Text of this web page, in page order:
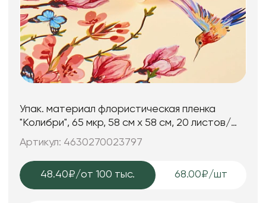
Упак. материал флористическая пленка
"Колибри", 65 мкр, 58 см х 58 cм, 20 листов/
упак., шампань
Артикул: 4630270023797
48.40₽/от 100 тыс. 68.00₽/шт